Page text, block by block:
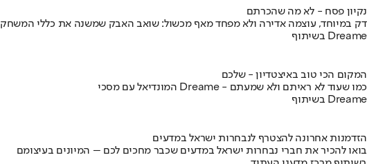
נקיון פסח - לא מה שהכרתם
דק במיוחד, עוצמה אדירה ולא מפחד מאף מכשול: שואב האבק שמשנה את כללי המשחק
בשיתוף Dreame
המקום הכי טוב באיצטדיון - שלכם
המונדיאל עם מסכי Dreame - כמו שעוד לא ראיתם ולא שמעתם
בשיתוף Dreame
הזדמנות אחרונה להצטרף לנבחרות ישראל במדעים
בואו להכיר את חברי נבחרות ישראל במדעים שכבר מחכים לכם – המיונים בעיצומם